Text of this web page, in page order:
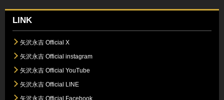
LINK
矢沢永吉 Official X
矢沢永吉 Official instagram
矢沢永吉 Official YouTube
矢沢永吉 Official LINE
矢沢永吉 Official Facebook